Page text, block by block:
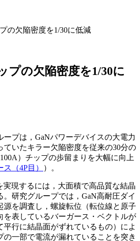
の欠陥密度を1/30に低減
プの欠陥密度を1/30に
ープは，GaNパワーデバイスの大電力
ていたキラー欠陥密度を従来の30分の
）チップの歩留まりを大幅に向上
（4P目） ）。
実現するには，大面積で高品質な結晶
。研究グループでは，GaN高耐圧ダイ
源を調査し，螺旋転位（転位線と原子
を表しているバーガース・ベクトルが
平行に結晶面がずれているもの）によ
の一部で電流が漏れていることを突き